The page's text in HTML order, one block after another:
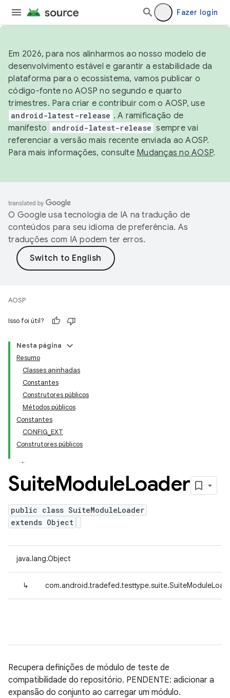
Fazer login
Em 2026, para nos alinharmos ao nosso modelo de
desenvolvimento estável e garantir a estabilidade da
plataforma para o ecossistema, vamos publicar o
código-fonte no AOSP no segundo e quarto
trimestres. Para criar e contribuir com o AOSP, use
android-latest-release . A ramificação de
manifesto
android-latest-release sempre vai
referenciar a versão mais recente enviada ao AOSP.
Para mais informações, consulte Mudanças no AOSP.
O Google usa tecnologia de IA na tradução de
conteúdos para seu idioma de preferência. As
traduções com IA podem ter erros.
AOSP
Isso foi útil?
Nesta página
Resumo
Classes aninhadas
Constantes
Construtores públicos
Métodos públicos
Constantes
CONFIG_EXT
Construtores públicos
SuiteModuleLoader
public class SuiteModuleLoader
extends Object
java.lang.Object
↳
Recupera definições de módulo de teste de
compatibilidade do repositório. PENDENTE: adicionar a
expansão do conjunto ao carregar um módulo.